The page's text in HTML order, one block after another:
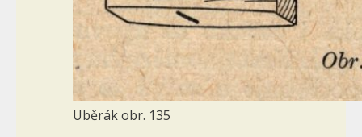
Uběrák obr. 135